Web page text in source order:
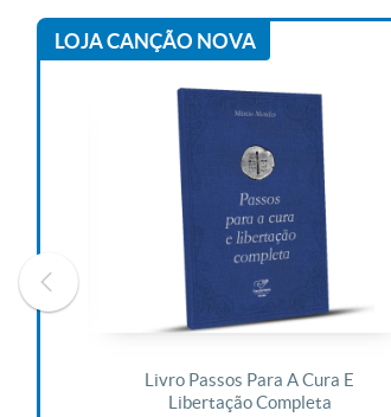
LOJA CANÇÃO NOVA
Livro Passos Para A Cura E
Libertação Completa